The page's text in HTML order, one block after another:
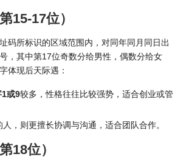
15-17位）
码所标识的区域范围内，对同年同月同日出
，其中第17位奇数分给男性，偶数分给女
体现后天际遇：
1或9较多，性格往往比较强势，适合创业或管
人，则更擅长协调与沟通，适合团队合作。
18位）